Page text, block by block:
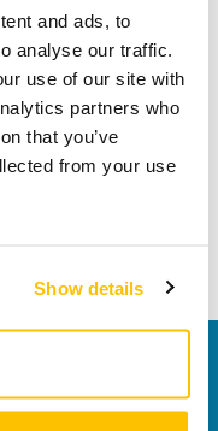
and ads, to
analyse our traffic.
use of our site with
partners who
that you’ve
from your use
Show details
and profiled
foam layer which
high gloss
prior to polish.
both smooth
allows water and
for both dry and wet
e il nostro team di